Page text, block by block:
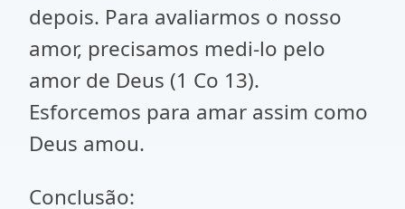
depois. Para avaliarmos o nosso
amor, precisamos medi-lo pelo
amor de Deus (1 Co 13).
Esforcemos para amar assim como
Deus amou.
Conclusão: